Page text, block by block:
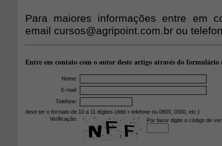
Para maiores informações entre em
email cursos@agripoint.com.br ou
Entre em contato com o autor deste artigo através do formulário
Nome:
E-mail:
Telefone:
deve ter o formato de 10 a 11 dígitos (ddd + telefone ou 0800, 0300, etc.)
Verificação:
Por favor digite o código de